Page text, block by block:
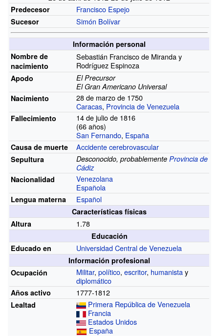
Predecesor Francisco Espejo
Sucesor Simón Bolívar
Información personal
Nombre de
nacimiento
Sebastián Francisco de Miranda y
Rodríguez Espinoza
Apodo
El Precursor
El Gran Americano Universal
Nacimiento
28 de marzo de 1750
Caracas, Provincia de Venezuela
Fallecimiento
14 de julio de 1816
(66años)
San Fernando, España
Causa de muerte Accidente cerebrovascular
Sepultura Desconocido, probablementeProvincia de
Cádiz
Nacionalidad
Venezolana
Española
Lengua materna Español
Características físicas
Altura
1.78
Educación
Educado en
Universidad Central de Venezuela
Información profesional
Ocupación
Militar,político,escritor, humanistay
diplomático
Años activo 1777-1812
Lealtad
Primera República de Venezuela
Francia
Estados Unidos
España